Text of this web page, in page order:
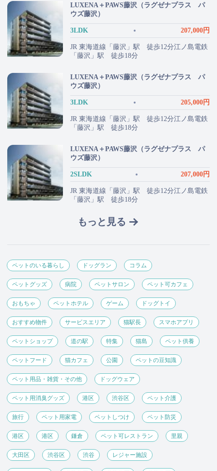
LUXENA＋PAWS藤沢（ラグゼナプラス パ
ウズ藤沢）
3LDK 207,000円
JR 東海道線「藤沢」駅 徒歩12分江ノ島電鉄
「藤沢」駅 徒歩18分
LUXENA＋PAWS藤沢（ラグゼナプラス パ
ウズ藤沢）
3LDK 205,000円
JR 東海道線「藤沢」駅 徒歩12分江ノ島電鉄
「藤沢」駅 徒歩18分
LUXENA＋PAWS藤沢（ラグゼナプラス パ
ウズ藤沢）
2SLDK 207,000円
JR 東海道線「藤沢」駅 徒歩12分江ノ島電鉄
「藤沢」駅 徒歩18分
もっと見る
ペットのいる暮らし ドッグラン コラム
ペットグッズ 病院 ペットサロン ペット可カフェ
おもちゃ ペットホテル ゲーム ドッグトイ
おすすめ物件 サービスエリア 猫駅長 スマホアプリ
ペットショップ 道の駅 特集 猫島 ペット供養
ペットフード 猫カフェ 公園 ペットの豆知識
ペット用品・雑貨・その他 ドッグウェア
ペット用消臭グッズ 港区 渋谷区 ペット介護
旅行 ペット用家電 ペットしつけ ペット防災
港区 港区 鎌倉 ペット可レストラン 里親
大田区 渋谷区 渋谷 レジャー施設